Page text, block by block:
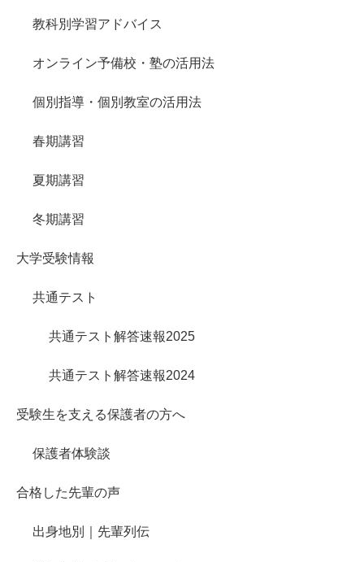
教科別学習アドバイス
オンライン予備校・塾の活用法
個別指導・個別教室の活用法
春期講習
夏期講習
冬期講習
大学受験情報
共通テスト
共通テスト解答速報2025
共通テスト解答速報2024
受験生を支える保護者の方へ
保護者体験談
合格した先輩の声
出身地別｜先輩列伝